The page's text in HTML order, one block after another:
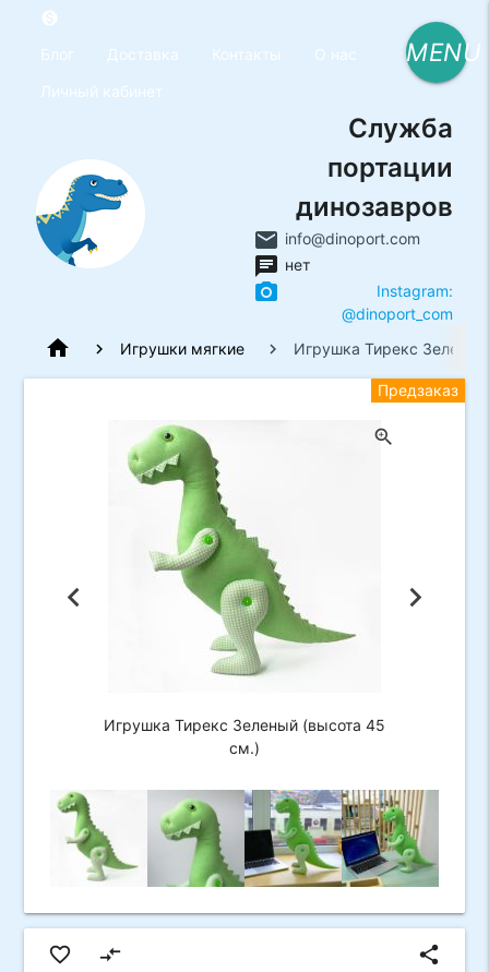
monetization_on
Блог
Доставка Контакты
О нас
Личный кабинет
Служба
портации
динозавров
email info@dinoport.com
chat нет
photo_camera
Instagram:
@dinoport_com
MENU
home Игрушки мягкие Игрушка Тирекс
Предзаказ
Игрушка Тирекс Зеленый (высота 45
см.)
favorite_border compare_arrows share